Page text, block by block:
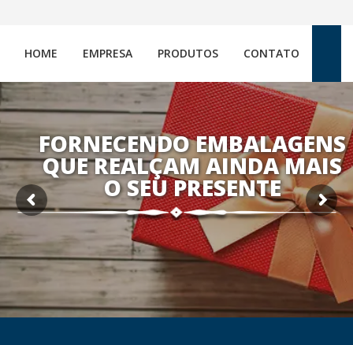
HOME EMPRESA PRODUTOS CONTATO
FORNECENDO EMBALAGENS
QUE REALÇAM AINDA MAIS
O SEU PRESENTE